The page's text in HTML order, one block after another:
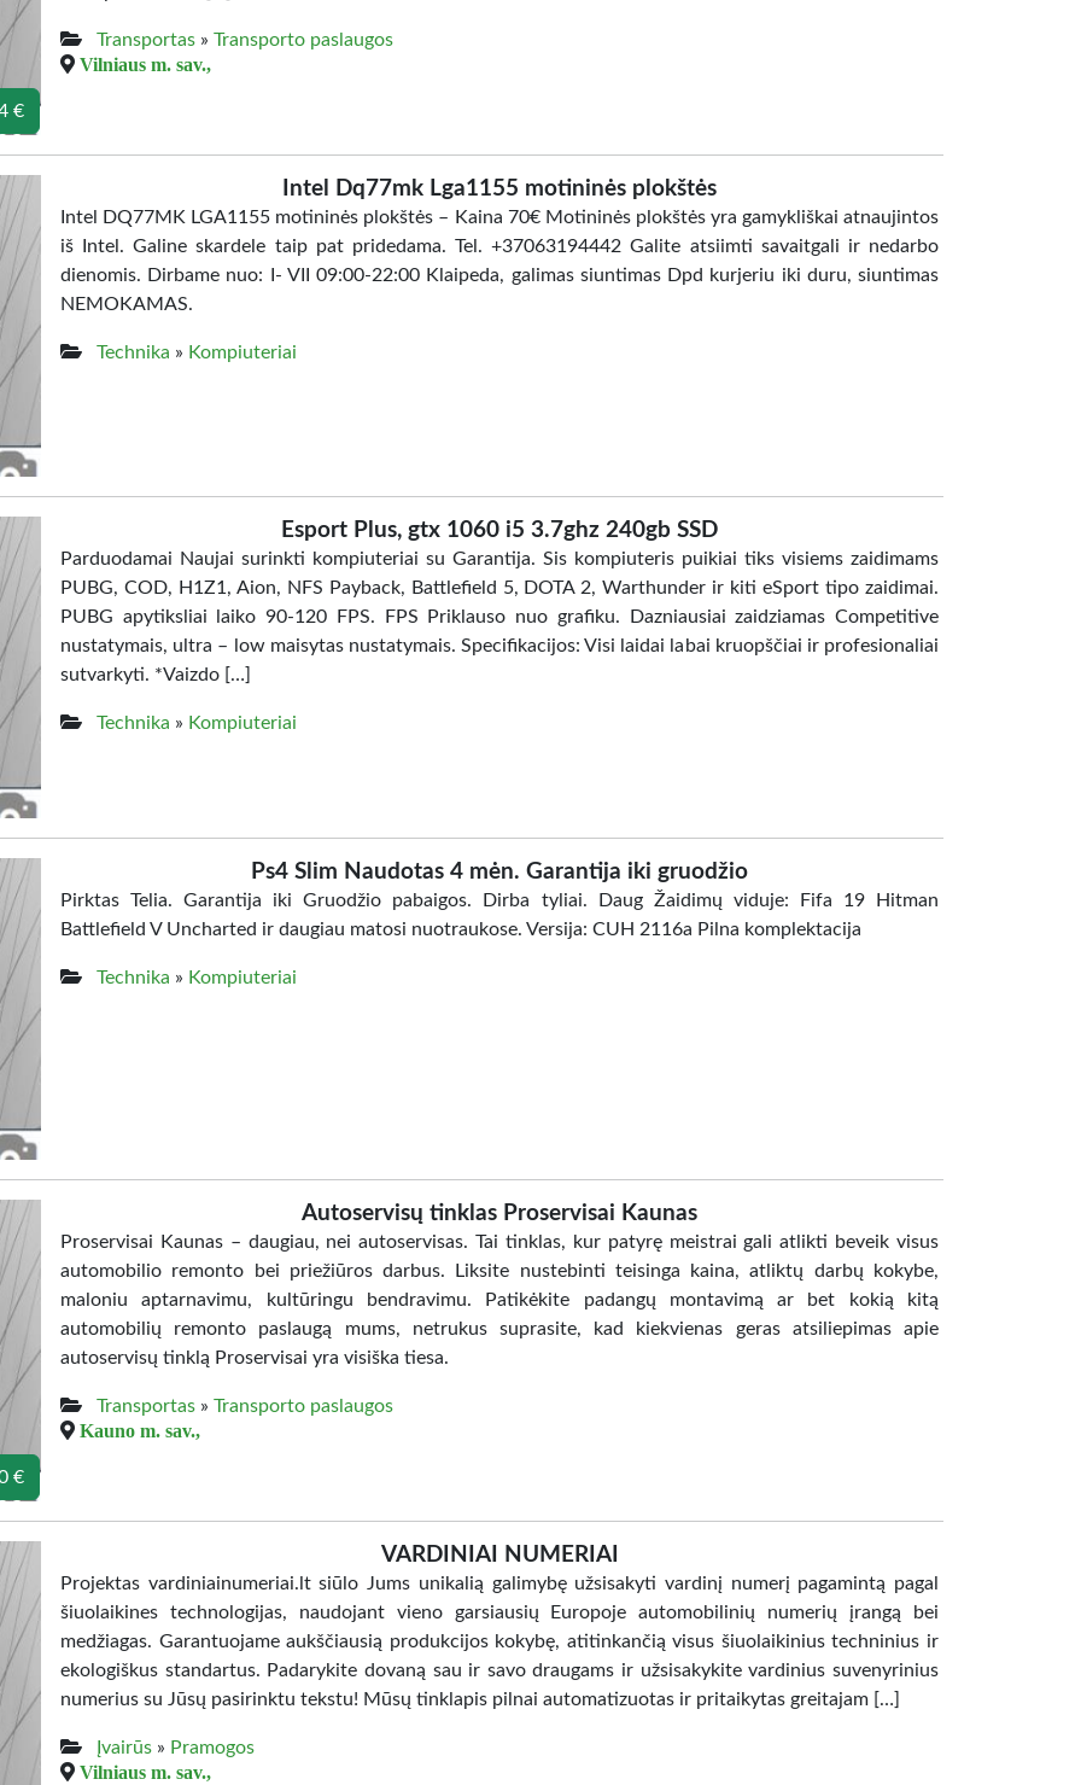
€
Transportas » Transporto paslaugos
Vilniaus m. sav.,
Intel Dq77mk Lga1155 motininės plokštės
Intel DQ77MK LGA1155 motininės plokštės – Kaina 70€ Motininės plokštės yra gamykliškai atnaujintos
iš Intel. Galine skardele taip pat pridedama. Tel. +37063194442 Galite atsiimti savaitgali ir nedarbo
dienomis. Dirbame nuo: I- VII 09:00-22:00 Klaipeda, galimas siuntimas Dpd kurjeriu iki duru, siuntimas
NEMOKAMAS.
Technika » Kompiuteriai
Esport Plus, gtx 1060 i5 3.7ghz 240gb SSD
Parduodamai Naujai surinkti kompiuteriai su Garantija. Sis kompiuteris puikiai tiks visiems zaidimams
PUBG, COD, H1Z1, Aion, NFS Payback, Battlefield 5, DOTA 2, Warthunder ir kiti eSport tipo zaidimai.
PUBG apytiksliai laiko 90-120 FPS. FPS Priklauso nuo grafiku. Dazniausiai zaidziamas Competitive
nustatymais, ultra – low maisytas nustatymais. Specifikacijos: Visi laidai labai kruopščiai ir profesionaliai
sutvarkyti. *Vaizdo […]
Technika » Kompiuteriai
Ps4 Slim Naudotas 4 mėn. Garantija iki gruodžio
Pirktas Telia. Garantija iki Gruodžio pabaigos. Dirba tyliai. Daug Žaidimų viduje: Fifa 19 Hitman
Battlefield V Uncharted ir daugiau matosi nuotraukose. Versija: CUH 2116a Pilna komplektacija
Technika » Kompiuteriai
€
Autoservisų tinklas Proservisai Kaunas
Proservisai Kaunas – daugiau, nei autoservisas. Tai tinklas, kur patyrę meistrai gali atlikti beveik visus
automobilio remonto bei priežiūros darbus. Liksite nustebinti teisinga kaina, atliktų darbų kokybe,
maloniu aptarnavimu, kultūringu bendravimu. Patikėkite padangų montavimą ar bet kokią kitą
automobilių remonto paslaugą mums, netrukus suprasite, kad kiekvienas geras atsiliepimas apie
autoservisų tinklą Proservisai yra visiška tiesa.
Transportas » Transporto paslaugos
Kauno m. sav.,
VARDINIAI NUMERIAI
Projektas vardiniainumeriai.lt siūlo Jums unikalią galimybę užsisakyti vardinį numerį pagamintą pagal
šiuolaikines technologijas, naudojant vieno garsiausių Europoje automobilinių numerių įrangą bei
medžiagas. Garantuojame aukščiausią produkcijos kokybę, atitinkančią visus šiuolaikinius techninius ir
ekologiškus standartus. Padarykite dovaną sau ir savo draugams ir užsisakykite vardinius suvenyrinius
numerius su Jūsų pasirinktu tekstu! Mūsų tinklapis pilnai automatizuotas ir pritaikytas greitajam […]
Įvairūs » Pramogos
Vilniaus m. sav.,